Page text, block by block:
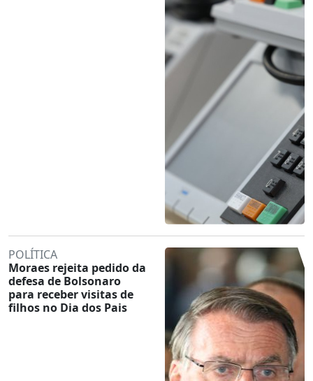
POLÍTICA
Moraes rejeita pedido da
defesa de Bolsonaro
para receber visitas de
filhos no Dia dos Pais